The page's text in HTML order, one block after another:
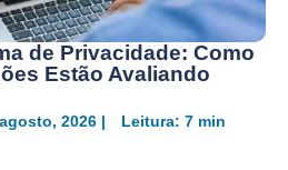
de Privacidade: Como
Estão Avaliando
2026 | Leitura: 7 min